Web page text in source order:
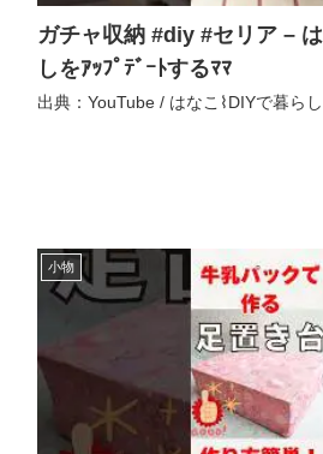
ガチャ収納 #diy #セリア –
しをｱｯﾌﾟﾃﾞｰﾄするﾏﾏ
出典：YouTube / はなこ⌇DIYで暮ら
小物